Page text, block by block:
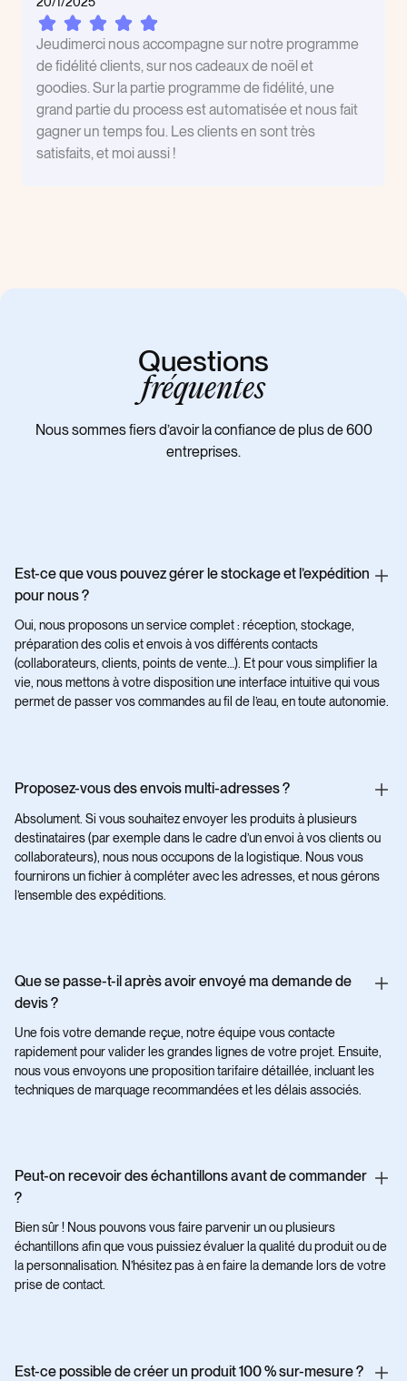
Jeudimerci nous accompagne sur notre programme
de fidélité clients, sur nos cadeaux de noël et
goodies. Sur la partie programme de fidélité, une
grand partie du process est automatisée et nous fait
gagner un temps fou. Les clients en sont très
satisfaits, et moi aussi !
Questions
fréquentes
Nous sommes fiers d’avoir la confiance de plus de 600
entreprises.
Est-ce que vous pouvez gérer le stockage et l’expédition
pour nous ?
Oui, nous proposons un service complet : réception, stockage,
préparation des colis et envois à vos différents contacts
(collaborateurs, clients, points de vente…). Et pour vous simplifier la
vie, nous mettons à votre disposition une interface intuitive qui vous
permet de passer vos commandes au fil de l’eau, en toute autonomie.
Proposez-vous des envois multi-adresses ?
Absolument. Si vous souhaitez envoyer les produits à plusieurs
destinataires (par exemple dans le cadre d’un envoi à vos clients ou
collaborateurs), nous nous occupons de la logistique. Nous vous
fournirons un fichier à compléter avec les adresses, et nous gérons
l’ensemble des expéditions.
Que se passe-t-il après avoir envoyé ma demande de
devis ?
Une fois votre demande reçue, notre équipe vous contacte
rapidement pour valider les grandes lignes de votre projet. Ensuite,
nous vous envoyons une proposition tarifaire détaillée, incluant les
techniques de marquage recommandées et les délais associés.
Peut-on recevoir des échantillons avant de commander
?
Bien sûr ! Nous pouvons vous faire parvenir un ou plusieurs
échantillons afin que vous puissiez évaluer la qualité du produit ou de
la personnalisation. N’hésitez pas à en faire la demande lors de votre
prise de contact.
Est-ce possible de créer un produit 100 % sur-mesure ?